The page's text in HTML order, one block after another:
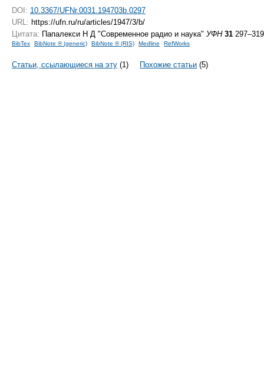
DOI: 10.3367/UFNr.0031.194703b.0297
URL: https://ufn.ru/ru/articles/1947/3/b/
Цитата: Папалекси Н Д "Современное радио и наука" УФН 31
BibTex BibNote ® (generic) BibNote ® (RIS) Medline RefWorks
Статьи, ссылающиеся на эту (1) Похожие статьи (5)